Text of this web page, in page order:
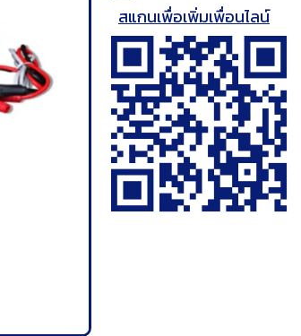
สแกนเพื่อเพิ่มเพื่อนไลน์